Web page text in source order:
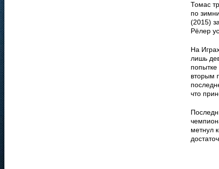
Томас
по
(2015)
Рёлер
На
лишь
вторым
что
метнул